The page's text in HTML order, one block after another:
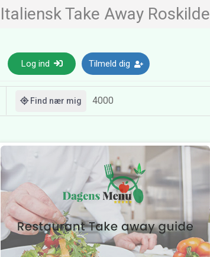
Italiensk Take Away Roskilde
Log ind Tilmeld dig
Find nær mig